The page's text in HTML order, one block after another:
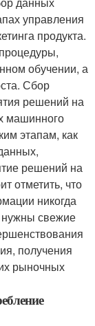
управления
продукта.
обучении, а
Сбор
решений на
машинного
этапам, как
решений на
отметить, что
никогда
нужны свежие
получения
рыночных